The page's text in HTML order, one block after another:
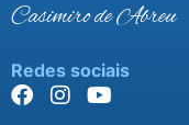
Casimiro de Abreu
Redes sociais